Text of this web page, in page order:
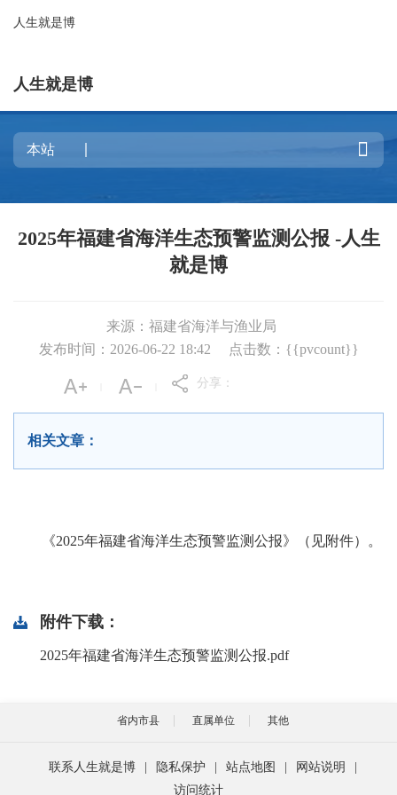
人生就是博
人生就是博

2025年福建省海洋生态预警监测公报 -人生
就是博
来源：福建省海洋与渔业局
发布时间：2026-06-22 18:42
点击数：{{pvcount}}
分享：
相关文章：
《2025年福建省海洋生态预警监测公报》（见附件）。
附件下载：
2025年福建省海洋生态预警监测公报.pdf
省内市县 直属单位 其他
联系人生就是博 隐私保护 站点地图 网站说明
访问统计